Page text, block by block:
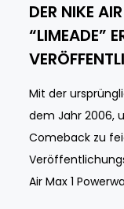
DER NIKE
“LIMEADE”
Mit der
dem Jahr 2006,
Comeback zu
Air Max 1